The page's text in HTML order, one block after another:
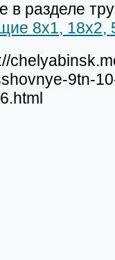
в разделе
8х1, 18х2,
9tn-